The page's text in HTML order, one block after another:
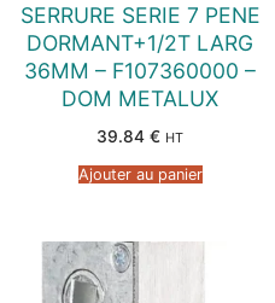
SERRURE SERIE 7 PENE
DORMANT+1/2T LARG
36MM – F107360000 –
DOM METALUX
39.84 € HT
Ajouter au panier